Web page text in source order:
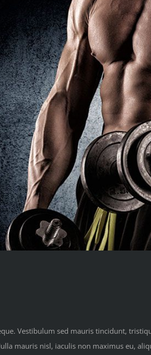
Vestibulum sed mauris tincidunt,
mauris nisl, iaculis non maximus eu,